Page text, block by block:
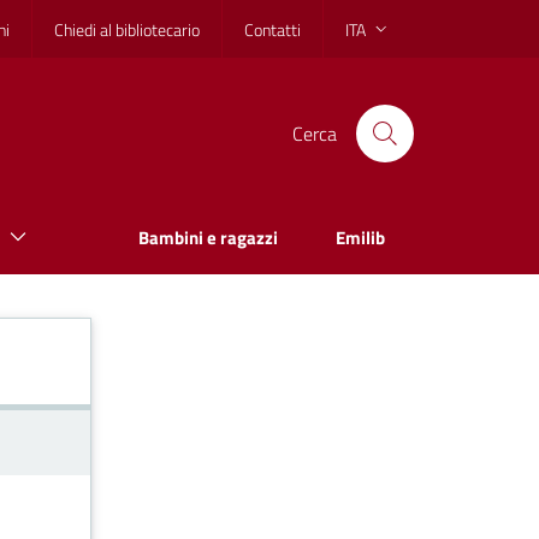
Chiedi al bibliotecario Contatti ITA
Cerca
Bambini e ragazzi Emilib